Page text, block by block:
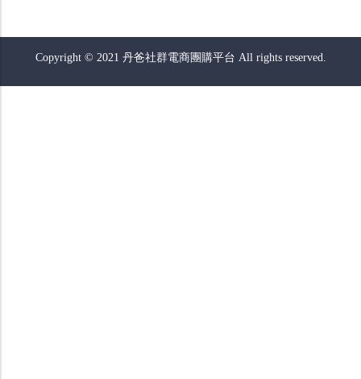
Copyright © 2021 丹爸社群電商團購平台 All rights reserved.